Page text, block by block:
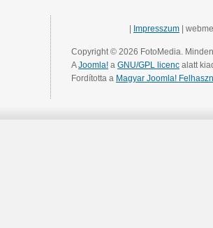
Impresszum |
Copyright © 2026 FotoMedia.
AJoomla! a GNU/GPL licenc alatt
Fordította a Magyar Joomla!